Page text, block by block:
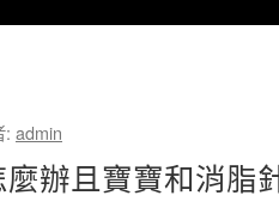
: admin
辦且寶寶和消脂